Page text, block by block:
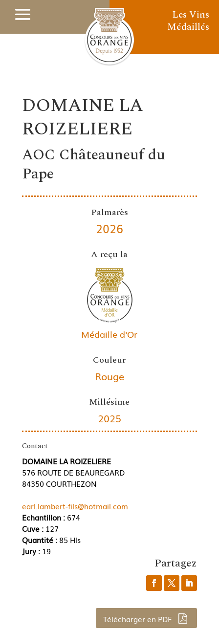
Les Vins
Médaillés
DOMAINE LA
ROIZELIERE
AOC Châteauneuf du
Pape
Palmarès
2026
A reçu la
Médaille d'Or
Couleur
Rouge
Millésime
2025
Contact
DOMAINE LA ROIZELIERE
576 ROUTE DE BEAUREGARD
84350 COURTHEZON
earl.lambert-fils@hotmail.com
Echantillon :674
Cuve : 127
Quantité : 85 Hls
Jury : 19
Partagez
Télécharger en PDF